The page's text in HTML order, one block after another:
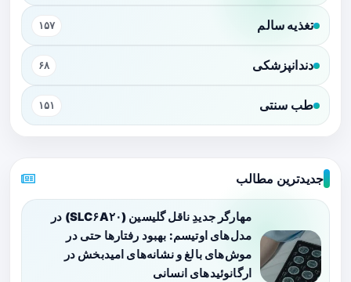
تغذیه سالم ۱۵۷
دندانپزشکی ۶۸
طب سنتی ۱۵۱
جدیدترین مطالب
مهارگر جدیدِ ناقل گلیسین (SLC۶A۲۰) در
مدل‌های اوتیسم: بهبود رفتارها حتی در
موش‌های بالغ و نشانه‌های امیدبخش در
ارگانوئیدهای انسانی